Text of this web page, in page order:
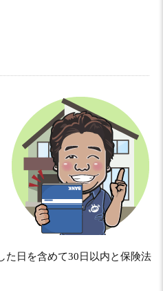
た日を含めて30日以内と保険法